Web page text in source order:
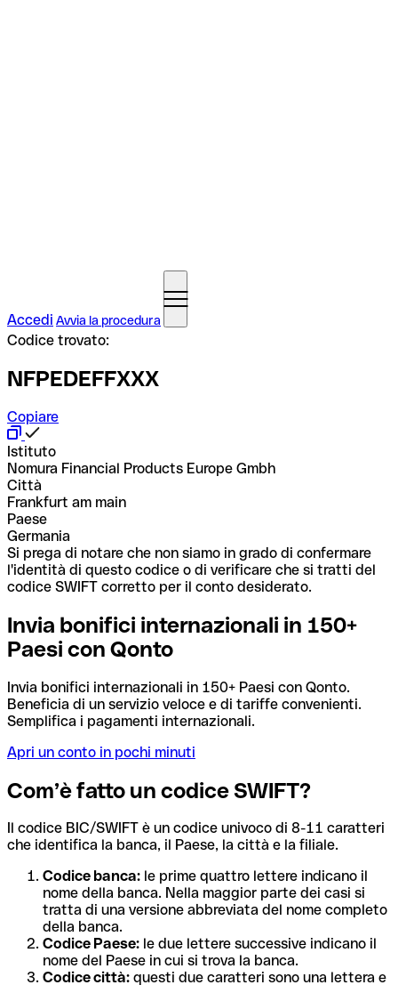
Accedi Avvia la procedura
Codice trovato:
NFPEDEFFXXX
Copiare
Istituto
Nomura Financial Products Europe Gmbh
Città
Frankfurt am main
Paese
Germania
Si prega di notare che non siamo in grado di confermare
l'identità di questo codice o di verificare che si tratti del
codice SWIFT corretto per il conto desiderato.
Invia bonifici internazionali in 150+
Paesi con Qonto
Invia bonifici internazionali in 150+ Paesi con Qonto.
Beneficia di un servizio veloce e di tariffe convenienti.
Semplifica i pagamenti internazionali.
Apri un conto in pochi minuti
Com’è fatto un codice SWIFT?
Il codice BIC/SWIFT è un codice univoco di 8-11 caratteri
che identifica la banca, il Paese, la città e la filiale.
Codice banca: le prime quattro lettere indicano il
nome della banca. Nella maggior parte dei casi si
tratta di una versione abbreviata del nome completo
della banca.
Codice Paese: le due lettere successive indicano il
nome del Paese in cui si trova la banca.
Codice città: questi due caratteri sono una lettera e